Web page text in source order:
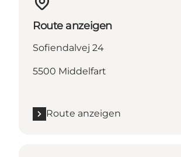
Route anzeigen
Sofiendalvej 24
5500 Middelfart
Route anzeigen